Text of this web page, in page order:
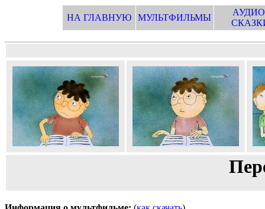
НА ГЛАВНУЮ МУЛЬТФИЛЬМЫ